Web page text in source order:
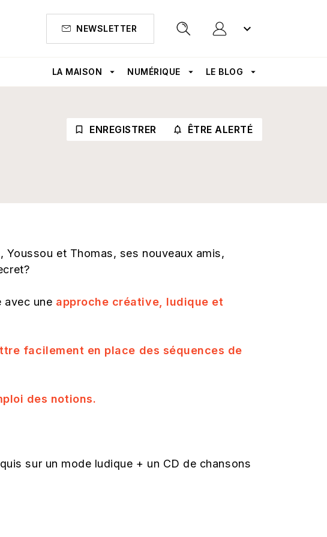
NEWSLETTER keyboard_arrow_down
LA MAISON arrow_drop_down NUMÉRIQUE arrow_drop_down LE BLOG arrow_drop_down
bookmark_border ENREGISTRER notifications_none_outlined
ÊTRE ALERTÉ
et Thomas, ses nouveaux amis,
une approche créative, ludique et
facilement en place des séquences de
des notions.
sur un mode ludique + un CD de chansons